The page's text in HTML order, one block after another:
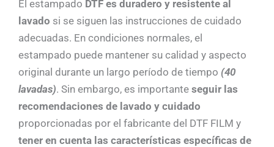
El estampado DTF es duradero y resistente al
lavado si se siguen las instrucciones de cuidado
adecuadas. En condiciones normales, el
estampado puede mantener su calidad y aspecto
original durante un largo período de tiempo (40
lavadas). Sin embargo, es importante seguir las
recomendaciones de lavado y cuidado
proporcionadas por el fabricante del DTF FILM y
tener en cuenta las características específicas de